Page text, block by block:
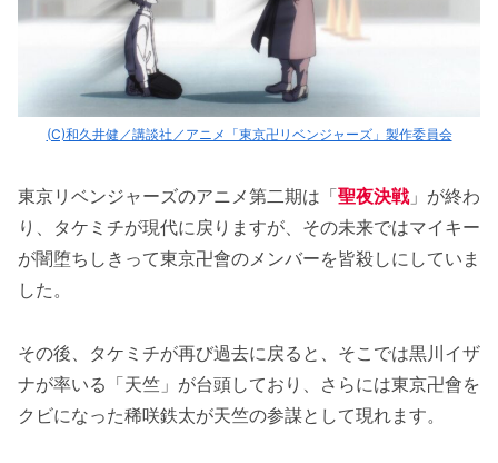
(C)和久井健／講談社／アニメ「東京卍リベンジャーズ」製作委員会
東京リベンジャーズのアニメ第二期は「聖夜決戦」が終わ
り、タケミチが現代に戻りますが、その未来ではマイキー
が闇堕ちしきって東京卍會のメンバーを皆殺しにしていま
した。
その後、タケミチが再び過去に戻ると、そこでは黒川イザ
ナが率いる「天竺」が台頭しており、さらには東京卍會を
クビになった稀咲鉄太が天竺の参謀として現れます。